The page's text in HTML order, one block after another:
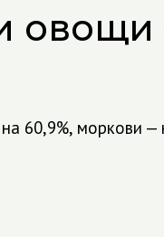
60,9%, моркови —